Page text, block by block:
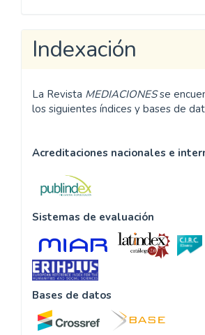
Indexación
La Revista MEDIACIONESse
los siguientes índices y bases de
Acreditaciones nacionales e
Sistemas de evaluación
Bases de datos